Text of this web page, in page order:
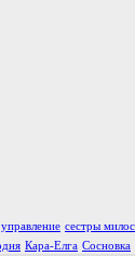
сестры
Кара-Елга Сосновка